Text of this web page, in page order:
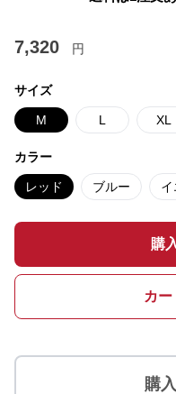
7,320 円
サイズ
M L XL
カラー
レッド ブルー
購
カ
購